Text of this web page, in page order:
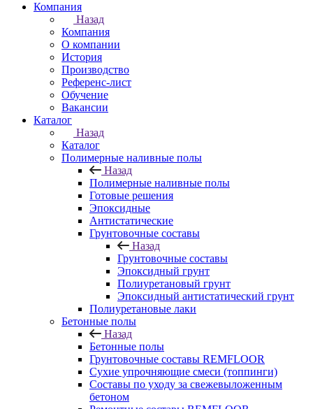
Компания
Назад
Компания
О компании
История
Производство
Референс-лист
Обучение
Вакансии
Каталог
Назад
Каталог
Полимерные наливные полы
Назад
Полимерные наливные полы
Готовые решения
Эпоксидные
Антистатические
Грунтовочные составы
Назад
Грунтовочные составы
Эпоксидный грунт
Полиуретановый грунт
Эпоксидный антистатический грунт
Полиуретановые лаки
Бетонные полы
Назад
Бетонные полы
Грунтовочные составы REMFLOOR
Сухие упрочняющие смеси (топпинги)
Составы по уходу за свежевыложенным
бетоном